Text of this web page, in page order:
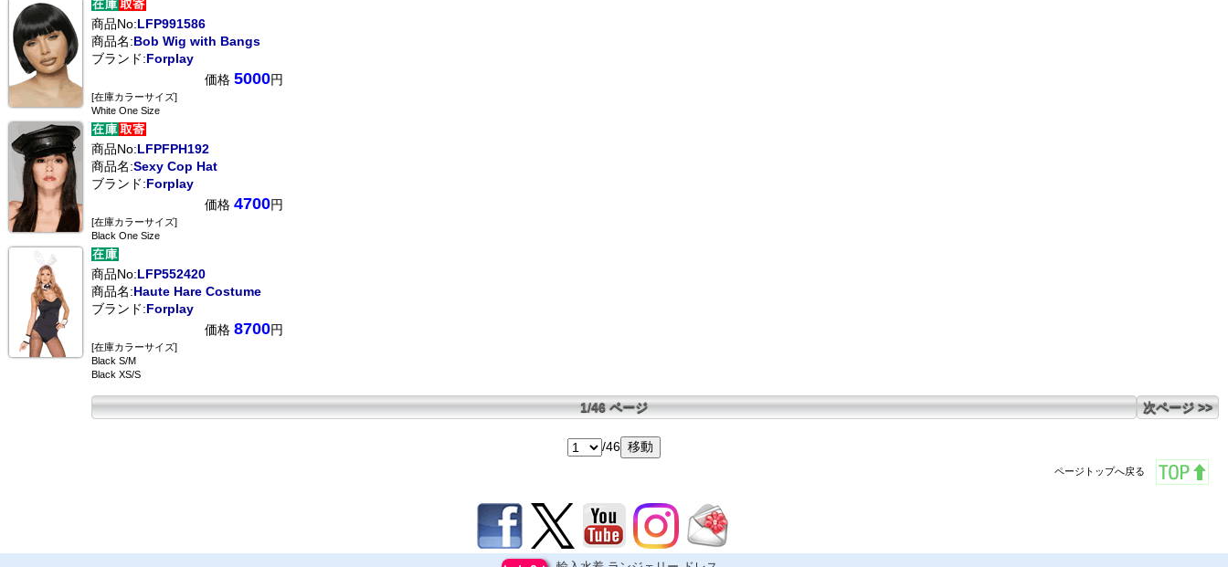
商品No:LFP991586
商品名:Bob Wig with Bangs
ブランド:Forplay
価格 5000円
[在庫カラーサイズ]
White One Size
商品No:LFPFPH192
商品名:Sexy Cop Hat
ブランド:Forplay
価格 4700円
[在庫カラーサイズ]
Black One Size
商品No:LFP552420
商品名:Haute Hare Costume
ブランド:Forplay
価格 8700円
[在庫カラーサイズ]
Black S/M
Black XS/S
1/46 ページ 次ページ >>
/46
ページトップへ戻る